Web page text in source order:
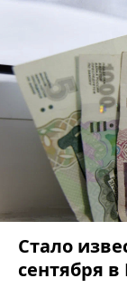
Стало
сентября в